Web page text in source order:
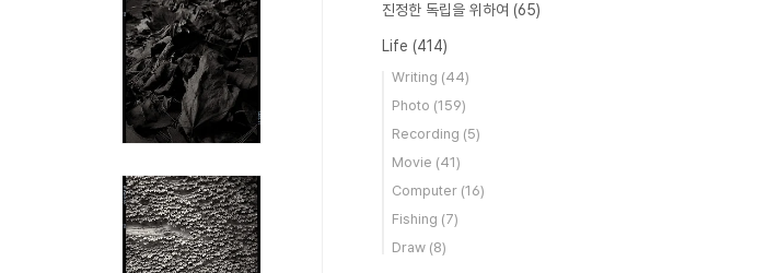
진정한 독립을 위하여 (65)
Life (414)
Writing (44)
Photo (159)
Recording (5)
Movie (41)
Computer (16)
Fishing (7)
Draw (8)